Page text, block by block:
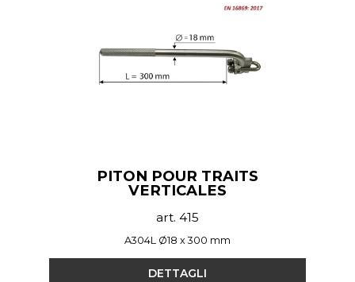
PITON POUR TRAITS
VERTICALES
art. 415
A304L Ø18 x 300 mm
DETTAGLI